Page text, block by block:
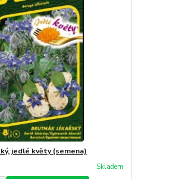
jedlé květy (semena)
Skladem